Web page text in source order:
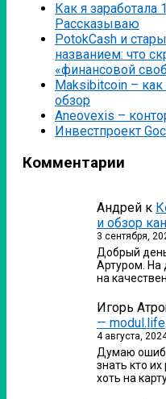
Как я заработала
Рассказываю
PotokCash и
названием: что
«финансовой
Мaksibitcoin –
обзор
Аneovexis –
Инвестпроект
Комментарии
Андрей к
и обзор
3 сентября,
Добрый
Артуром. На
на
Игорь
— modul.life
4 августа,
Думаю
знать кто
хоть на